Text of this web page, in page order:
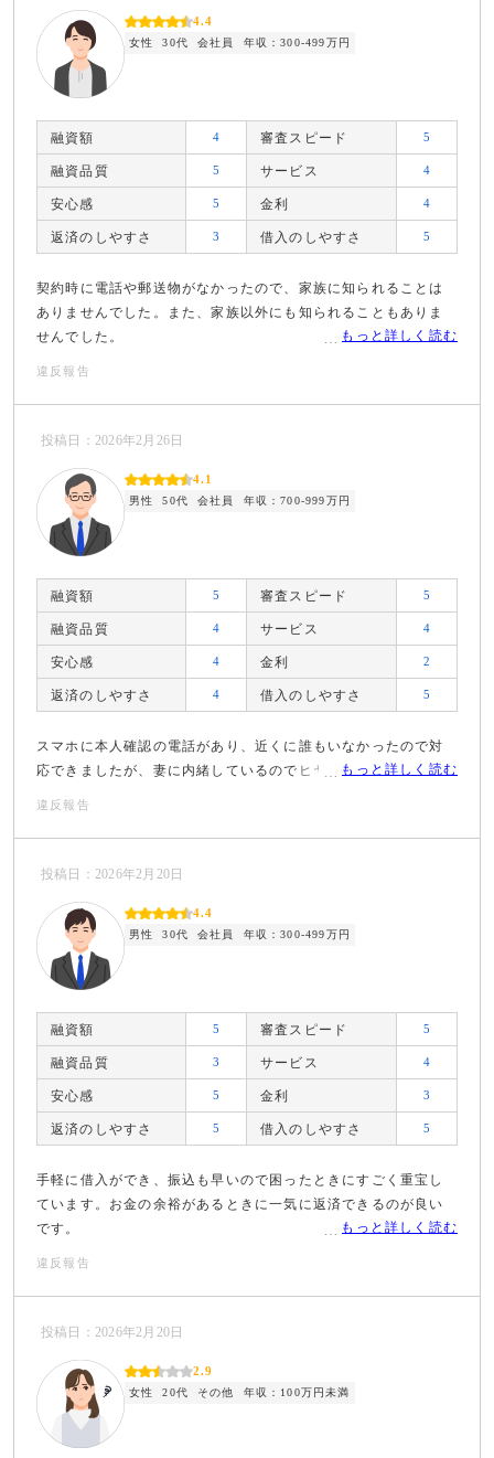
4.4
女性 30代 会社員 年収：300-499万円
融資額 4 審査スピード 5
融資品質 5 サービス 4
安心感 5 金利 4
返済のしやすさ 3 借入のしやすさ 5
契約時に電話や郵送物がなかったので、家族に知られることは
ありませんでした。また、家族以外にも知られることもありま
せんでした。
もっと詳しく読む
違反報告
投稿日：2026年2月26日
4.1
男性 50代 会社員 年収：700-999万円
融資額 5 審査スピード 5
融資品質 4 サービス 4
安心感 4 金利 2
返済のしやすさ 4 借入のしやすさ 5
スマホに本人確認の電話があり、近くに誰もいなかったので対
応できましたが、妻に内緒しているのでヒヤヒヤしました。
もっと詳しく読む
違反報告
投稿日：2026年2月20日
4.4
男性 30代 会社員 年収：300-499万円
融資額 5 審査スピード 5
融資品質 3 サービス 4
安心感 5 金利 3
返済のしやすさ 5 借入のしやすさ 5
手軽に借入ができ、振込も早いので困ったときにすごく重宝し
ています。お金の余裕があるときに一気に返済できるのが良い
です。
もっと詳しく読む
違反報告
投稿日：2026年2月20日
2.9
女性 20代 その他 年収：100万円未満